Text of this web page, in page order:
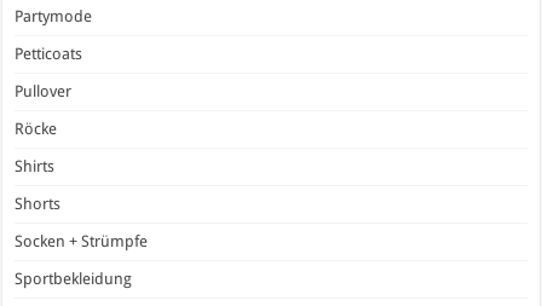
Partymode
Petticoats
Pullover
Röcke
Shirts
Shorts
Socken + Strümpfe
Sportbekleidung